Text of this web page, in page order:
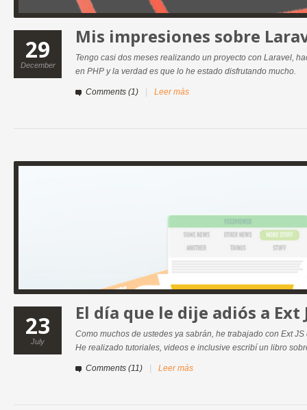
29
December
Mis impresiones sobre
Tengo casi dos meses realizando un proyecto con Laravel,
en PHP y la verdad es que lo he estado disfrutando mucho.
Comments (1) Leer más
23
July
El día que le dije adiós a Ext
Como muchos de ustedes ya sabrán, he trabajado con Ext
He realizado tutoriales, videos e inclusive escribí un libro
Comments (11) Leer más